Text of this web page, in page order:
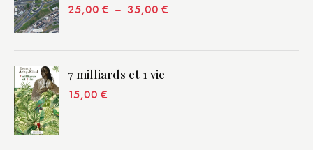
25,00 € – 35,00 €
7 milliards et 1 vie
15,00 €